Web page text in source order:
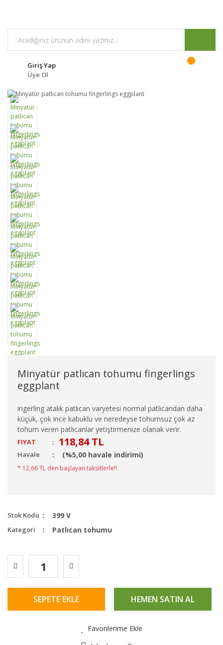
Giriş Yap
Üye Ol
Minyatür patlıcan tohumu fingerlings
eggplant
ingerling atalık patlıcan varyetesi normal patlıcandan daha
küçük, çok ince kabuklu ve neredeyse tohumsuz çok az
tohum veren patlıcanlar yetiştirmenize olanak verir.
FIYAT : 118,84 TL
Havale (%5,00 havale indirimi)
* 12,66 TL den başlayan taksitlerle!!
Stok Kodu 399 V
Kategori Patlıcan tohumu
SEPETE EKLE HEMEN SATIN AL
Favorilerime Ekle